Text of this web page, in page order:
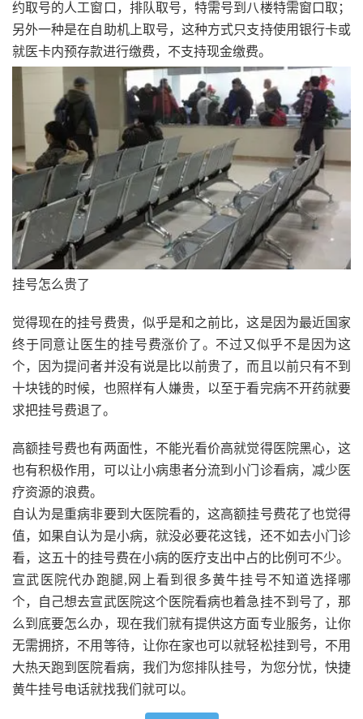
约取号的人工窗口，排队取号，特需号到八楼特需窗口取；
另外一种是在自助机上取号，这种方式只支持使用银行卡或
就医卡内预存款进行缴费，不支持现金缴费。
挂号怎么贵了
觉得现在的挂号费贵，似乎是和之前比，这是因为最近国家
终于同意让医生的挂号费涨价了。不过又似乎不是因为这
个，因为提问者并没有说是比以前贵了，而且以前只有不到
十块钱的时候，也照样有人嫌贵，以至于看完病不开药就要
求把挂号费退了。
高额挂号费也有两面性，不能光看价高就觉得医院黑心，这
也有积极作用，可以让小病患者分流到小门诊看病，减少医
疗资源的浪费。
自认为是重病非要到大医院看的，这高额挂号费花了也觉得
值，如果自认为是小病，就没必要花这钱，还不如去小门诊
看，这五十的挂号费在小病的医疗支出中占的比例可不少。
宣武医院代办跑腿,网上看到很多黄牛挂号不知道选择哪
个，自己想去宣武医院这个医院看病也着急挂不到号了，那
么到底要怎么办，现在我们就有提供这方面专业服务，让你
无需拥挤，不用等待，让你在家也可以就轻松挂到号，不用
大热天跑到医院看病，我们为您排队挂号，为您分忧，快捷
黄牛挂号电话就找我们就可以。